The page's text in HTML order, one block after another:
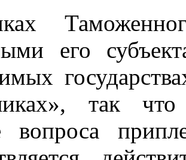
его
так
вопроса